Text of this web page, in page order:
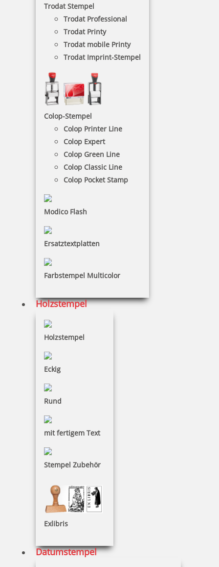
Trodat Stempel
Trodat Professional
Trodat Printy
Trodat mobile Printy
Trodat Imprint-Stempel
Colop-Stempel
Colop Printer Line
Colop Expert
Colop Green Line
Colop Classic Line
Colop Pocket Stamp
Modico Flash
Ersatztextplatten
Farbstempel Multicolor
Holzstempel
Holzstempel
Eckig
Rund
mit fertigem Text
Stempel Zubehör
Exlibris
Datumstempel
ein separates Stempelkissen.
€+
12 Artikel in der Kategorie
Colop Datumsstempel 04000 SD Schrifthöhe 4 mm
Bestellen
Colop Datumsstempel 15000 Schrifthöhe 15 mm
45,97 €